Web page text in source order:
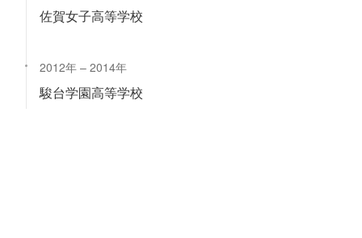
佐賀女子高等学校
2012年 2014年
駿台学園高等学校